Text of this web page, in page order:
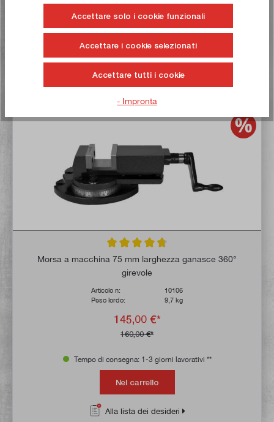
Nel carrello
Alla lista dei desideri
Valutazione media di 4.7 su 5 stelle
Morsa a macchina 75 mm larghezza ganasce 360°
girevole
Articolo n:
10106
Peso lordo:
9,7 kg
145,00 €*
160,00 €*
Comprate ora!
Tempo di consegna: 1-3 giorni lavorativi **
Nel carrello
Alla lista dei desideri
Accettare solo i cookie funzionali
Accettare i cookie selezionati
Accettare tutti i cookie
- Impronta